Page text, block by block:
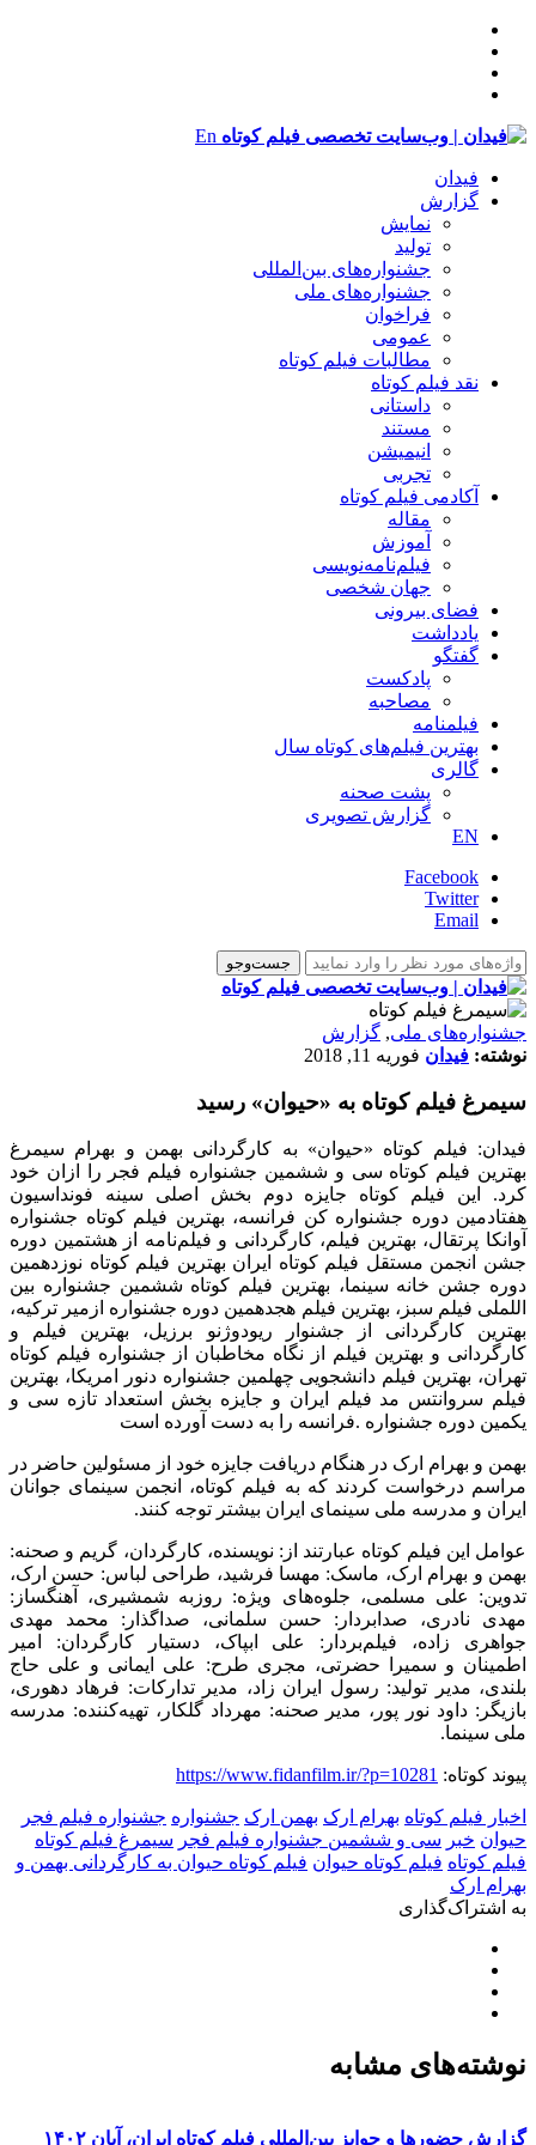
En
فیدان
گزارش
نمایش
تولید
‌‌جشنواره‌های بین‌المللی
جشنواره‌های ملی
فراخوان
عمومی
مطالبات فیلم کوتاه
نقد فیلم کوتاه
داستانی
مستند
انیمیشن
تجربی
آکادمی فیلم کوتاه
مقاله
آموزش
فیلم‌نامه‌نویسی
جهان شخصی
فضای بیرونی
یادداشت
گفتگو
پادکست
مصاحبه
فیلمنامه
بهترین فیلم‌های کوتاه سال
گالری
پشت صحنه
گزارش تصویری
EN
Facebook
Twitter
Email
جشنواره‌های ملی, گزارش
نوشته: فیدان فوریه 11, 2018
سیمرغ فیلم کوتاه به «حیوان» رسید
فیدان: فیلم کوتاه «حیوان» به کارگردانی بهمن و بهرام سیمرغ
بهترین فیلم کوتاه سی و ششمین جشنواره فیلم فجر را ازان خود
کرد. این فیلم کوتاه جایزه دوم بخش اصلی سینه فونداسیون
هفتادمین دوره جشنواره کن فرانسه، بهترین فیلم کوتاه جشنواره
آوانکا پرتقال، بهترین فیلم، کارگردانی و فیلم‌نامه از هشتمین دوره
جشن انجمن مستقل فیلم کوتاه ایران بهترین فیلم کوتاه نوزدهمین
دوره جشن خانه سینما، بهترین فیلم کوتاه ششمین جشنواره بین
اللملی فیلم سبز، بهترین فیلم هجدهمین دوره جشنواره ازمیر ترکیه،
بهترین کارگردانی از جشنوار ریودوژنو برزیل، بهترین فیلم و
کارگردانی و بهترین فیلم از نگاه مخاطبان از جشنواره فیلم کوتاه
تهران، بهترین فیلم دانشجویی چهلمین جشنواره دنور امریکا، بهترین
فیلم سروانتس مد فیلم ایران و جایزه بخش استعداد تازه سی و
یکمین دوره جشنواره فرانسه را به دست آورده است.
بهمن و بهرام ارک در هنگام دریافت جایزه خود از مسئولین حاضر در
مراسم درخواست کردند که به فیلم کوتاه، انجمن سینمای جوانان
ایران و مدرسه ملی سینمای ایران بیشتر توجه کنند.
عوامل این فیلم کوتاه عبارتند از: نویسنده، کارگردان، گریم و صحنه:
بهمن و بهرام ارک، ماسک: مهسا فرشید، طراحی لباس: حسن ارک،
تدوین: علی مسلمی، جلوه‌های ویژه: روزبه شمشیری، آهنگساز:
مهدی نادری، صدابردار: حسن سلمانی، صداگذار: محمد مهدی
جواهری زاده، فیلم‌بردار: علی ابپاک، دستیار کارگردان: امیر
اطمینان و سمیرا حضرتی، مجری طرح: علی ایمانی و علی حاج
بلندی، مدیر تولید: رسول ایران زاد، مدیر تدارکات: فرهاد دهوری،
بازیگر: داود نور پور، مدیر صحنه: مهرداد گلکار، تهیه‌کننده: مدرسه
ملی سینما.
پیوند کوتاه: https://www.fidanfilm.ir/?p=10281
اخبار فیلم کوتاه بهرام ارک بهمن ارک جشنواره جشنواره فیلم فجر
حیوان خبر سی و ششمین جشنواره فیلم فجر سیمرغ فیلم کوتاه
فیلم کوتاه فیلم کوتاه حیوان فیلم کوتاه حیوان به کارگردانی بهمن و
بهرام ارک
به اشتراک‌گذاری
نوشته‌های مشابه
گزارش حضورها و جوایز بین‌المللی فیلم کوتاه ایران، آبان ۱۴۰۲